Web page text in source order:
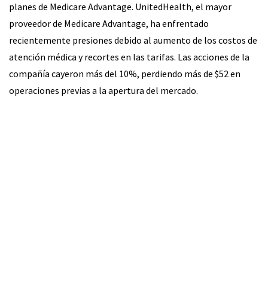
planes de Medicare Advantage. UnitedHealth, el mayor
proveedor de Medicare Advantage, ha enfrentado
recientemente presiones debido al aumento de los costos de
atención médica y recortes en las tarifas. Las acciones de la
compañía cayeron más del 10%, perdiendo más de $52 en
operaciones previas a la apertura del mercado.